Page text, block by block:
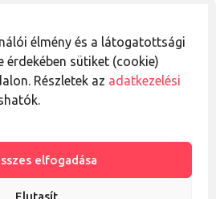
élmény és a látogatottsági
érdekében sütiket (cookie)
Részletek az adatkezelési
elfogadása
Elutasít
javaslatok és ötletek nem
tanácsadásnak, és nem
orvosi véleményt. Egészséggel
mindig fordulj megfelelő
eredő esetleges
vállal felelősséget.